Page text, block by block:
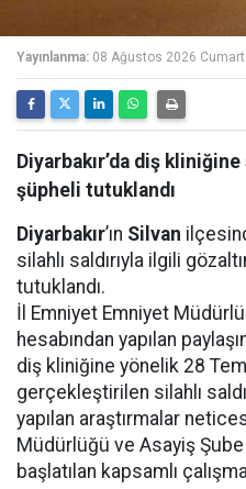
Yayınlanma: 08 Ağustos 2026
Diyarbakır’da diş
şüpheli tutuklandı
Diyarbakır’ın Silvan
silahlı saldırıyla ilgili
tutuklandı.
İl Emniyet Emniyet
hesabından yapılan
diş kliniğine yönelik 28
gerçekleştirilen silahlı
yapılan araştırmalar
Müdürlüğü ve Asayiş
başlatılan kapsamlı